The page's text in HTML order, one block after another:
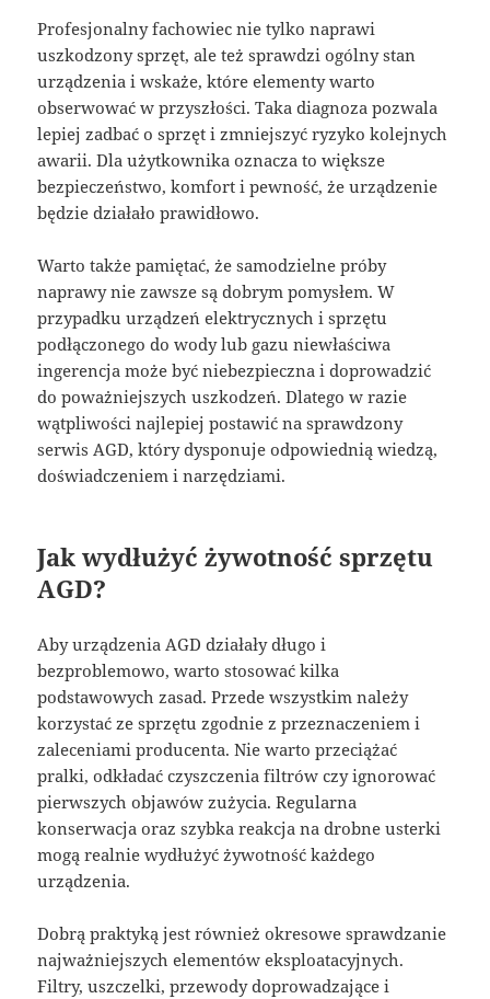
Profesjonalny fachowiec nie tylko naprawi
uszkodzony sprzęt, ale też sprawdzi ogólny stan
urządzenia i wskaże, które elementy warto
obserwować w przyszłości. Taka diagnoza pozwala
lepiej zadbać o sprzęt i zmniejszyć ryzyko kolejnych
awarii. Dla użytkownika oznacza to większe
bezpieczeństwo, komfort i pewność, że urządzenie
będzie działało prawidłowo.
Warto także pamiętać, że samodzielne próby
naprawy nie zawsze są dobrym pomysłem. W
przypadku urządzeń elektrycznych i sprzętu
podłączonego do wody lub gazu niewłaściwa
ingerencja może być niebezpieczna i doprowadzić
do poważniejszych uszkodzeń. Dlatego w razie
wątpliwości najlepiej postawić na sprawdzony
serwis AGD, który dysponuje odpowiednią wiedzą,
doświadczeniem i narzędziami.
Jak wydłużyć żywotność sprzętu
AGD?
Aby urządzenia AGD działały długo i
bezproblemowo, warto stosować kilka
podstawowych zasad. Przede wszystkim należy
korzystać ze sprzętu zgodnie z przeznaczeniem i
zaleceniami producenta. Nie warto przeciążać
pralki, odkładać czyszczenia filtrów czy ignorować
pierwszych objawów zużycia. Regularna
konserwacja oraz szybka reakcja na drobne usterki
mogą realnie wydłużyć żywotność każdego
urządzenia.
Dobrą praktyką jest również okresowe sprawdzanie
najważniejszych elementów eksploatacyjnych.
Filtry, uszczelki, przewody doprowadzające i